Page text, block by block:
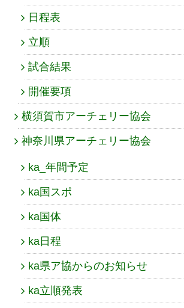
日程表
立順
試合結果
開催要項
横須賀市アーチェリー協会
神奈川県アーチェリー協会
ka_年間予定
ka国スポ
ka国体
ka日程
ka県ア協からのお知らせ
ka立順発表